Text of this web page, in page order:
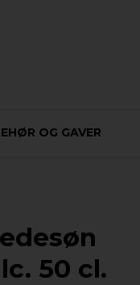
OG GAVER
50 cl.